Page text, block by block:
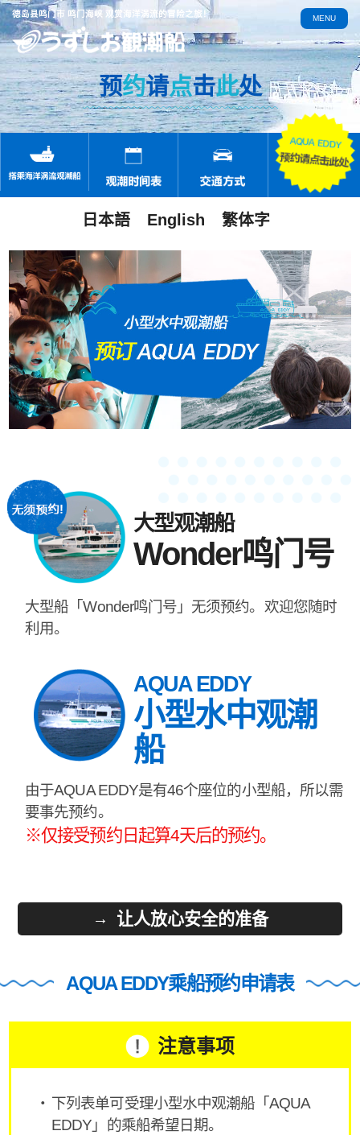
德岛县鸣门市 鸣门海峡 观赏海洋涡流的冒险之旅！
日本語 English 繁体字
MENU
预约请点击此处
大型观潮船
Wonder鸣门号
大型船「Wonder鸣门号」无须预约。欢迎您随时
利用。
AQUA EDDY
小型水中观潮
船
由于AQUA EDDY是有46个座位的小型船，所以需
要事先预约。
※仅接受预约日起算4天后的预约。
让人放心安全的准备
AQUA EDDY乘船预约申请表
注意事项
下列表单可受理小型水中观潮船「AQUA
EDDY」的乘船希望日期。